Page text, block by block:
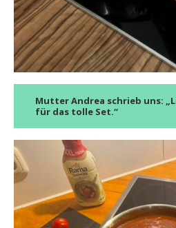
Mutter Andrea schrieb uns:
für das tolle Set.“